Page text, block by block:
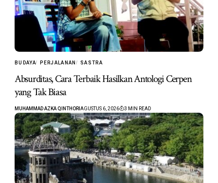
BUDAYA PERJALANAN SASTRA
Absurditas, Cara Terbaik Hasilkan Antologi Cerpen
yang Tak Biasa
MUHAMMAD AZKA QINTHORI AGUSTUS 6, 2026 3 MIN READ